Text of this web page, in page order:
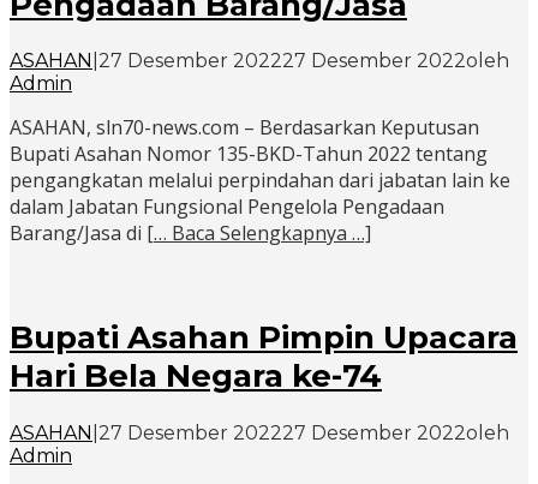
ASAHAN 27 Desember 202227 Desember 2022oleh
Admin
ASAHAN, sln70-news.com – Berdasarkan Keputusan
Bupati Asahan Nomor 135-BKD-Tahun 2022 tentang
pengangkatan melalui perpindahan dari jabatan lain ke
dalam Jabatan Fungsional Pengelola Pengadaan
Barang/Jasa di [… Baca Selengkapnya …]
Bupati Asahan Pimpin Upacara
Hari Bela Negara ke-74
ASAHAN 27 Desember 202227 Desember 2022oleh
Admin